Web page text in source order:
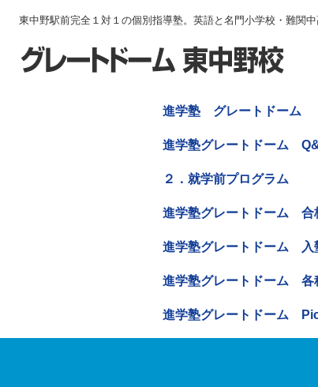
東中野駅前完全１対１の個別指導塾。英語と名門小学校・難関
進学塾 グレートドーム
進学塾グレートドーム
２．就学前プログラム
進学塾グレートドーム 合
進学塾グレートドーム 入
進学塾グレートドーム 各
進学塾グレートドーム